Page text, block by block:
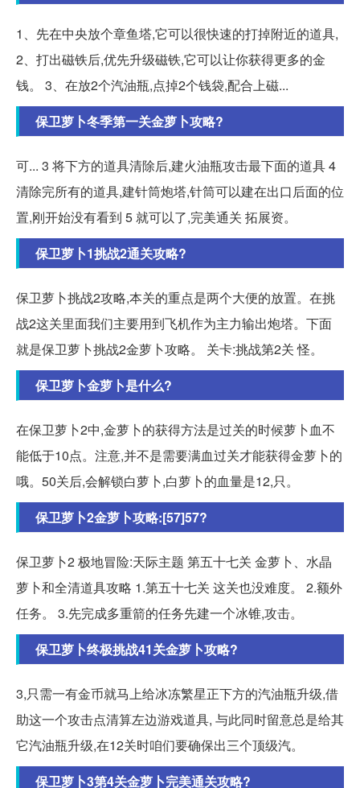
1、先在中央放个章鱼塔,它可以很快速的打掉附近的道具,
2、打出磁铁后,优先升级磁铁,它可以让你获得更多的金
钱。 3、在放2个汽油瓶,点掉2个钱袋,配合上磁...
保卫萝卜冬季第一关金萝卜攻略?
可... 3 将下方的道具清除后,建火油瓶攻击最下面的道具 4
清除完所有的道具,建针筒炮塔,针筒可以建在出口后面的位
置,刚开始没有看到 5 就可以了,完美通关 拓展资。
保卫萝卜1挑战2通关攻略?
保卫萝卜挑战2攻略,本关的重点是两个大便的放置。在挑
战2这关里面我们主要用到飞机作为主力输出炮塔。下面
就是保卫萝卜挑战2金萝卜攻略。 关卡:挑战第2关 怪。
保卫萝卜金萝卜是什么?
在保卫萝卜2中,金萝卜的获得方法是过关的时候萝卜血不
能低于10点。注意,并不是需要满血过关才能获得金萝卜的
哦。50关后,会解锁白萝卜,白萝卜的血量是12,只。
保卫萝卜2金萝卜攻略:[57]57?
保卫萝卜2 极地冒险:天际主题 第五十七关 金萝卜、水晶
萝卜和全清道具攻略 1.第五十七关 这关也没难度。 2.额外
任务。 3.先完成多重箭的任务先建一个冰锥,攻击。
保卫萝卜终极挑战41关金萝卜攻略?
3,只需一有金币就马上给冰冻繁星正下方的汽油瓶升级,借
助这一个攻击点清算左边游戏道具, 与此同时留意总是给其
它汽油瓶升级,在12关时咱们要确保出三个顶级汽。
保卫萝卜3第4关金萝卜完美通关攻略?